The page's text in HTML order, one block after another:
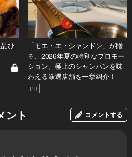
ひ
「モエ・エ・シャンドン」が贈
る、2026年夏の特別なプロモー
ション。極上のシャンパンを味
わえる厳選店舗を一挙紹介！
PR
ント コメントする